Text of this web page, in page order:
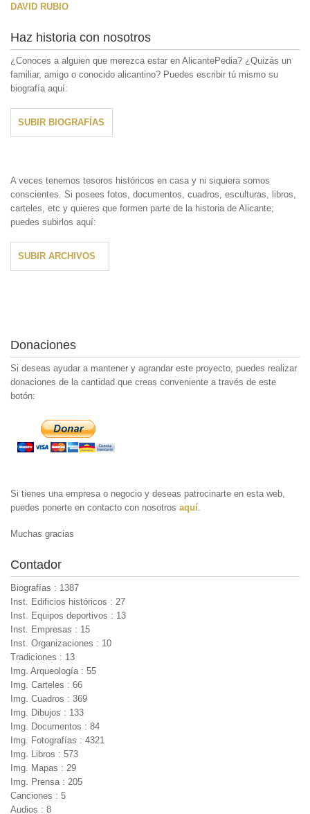
DAVID RUBIO
Haz historia con nosotros
¿Conoces a alguien que merezca estar en AlicantePedia? ¿Quizás un
familiar, amigo o conocido alicantino? Puedes escribir tú mismo su
biografía aquí:
SUBIR BIOGRAFÍAS
A veces tenemos tesoros históricos en casa y ni siquiera somos
conscientes. Si posees fotos, documentos, cuadros, esculturas, libros,
carteles, etc y quieres que formen parte de la historia de Alicante;
puedes subirlos aquí:
SUBIR ARCHIVOS
Donaciones
Si deseas ayudar a mantener y agrandar este proyecto, puedes realizar
donaciones de la cantidad que creas conveniente a través de este
botón:
Si tienes una empresa o negocio y deseas patrocinarte en esta web,
puedes ponerte en contacto con nosotros aquí
Muchas gracias
Contador
Biografías : 1387
Inst. Edificios históricos : 27
Inst. Equipos deportivos : 13
Inst. Empresas : 15
Inst. Organizaciones : 10
Tradiciones : 13
Img. Arqueología : 55
Img. Carteles : 66
Img. Cuadros : 369
Img. Dibujos : 133
Img. Documentos : 84
Img. Fotografías : 4321
Img. Libros : 573
Img. Mapas : 29
Img. Prensa : 205
Canciones : 5
Audios : 8